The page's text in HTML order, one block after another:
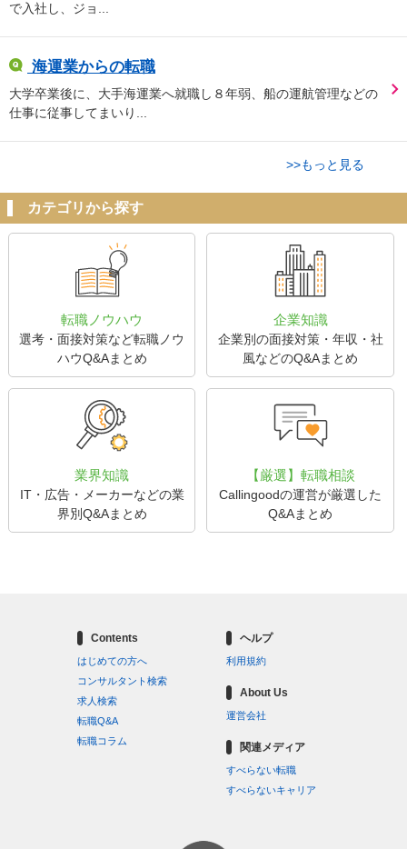
で入社し、ジョ...
海運業からの転職
大学卒業後に、大手海運業へ就職し８年弱、船の運航管理などの
仕事に従事してまいり...
>>もっと見る
カテゴリから探す
転職ノウハウ
選考・面接対策など転職ノウ
ハウQ&Aまとめ
企業知識
企業別の面接対策・年収・社
風などのQ&Aまとめ
業界知識
IT・広告・メーカーなどの業
界別Q&Aまとめ
【厳選】転職相談
Callingoodの運営が厳選した
Q&Aまとめ
Contents
はじめての方へ
コンサルタント検索
求人検索
転職Q&A
転職コラム
ヘルプ
利用規約
About Us
運営会社
関連メディア
すべらない転職
すべらないキャリア